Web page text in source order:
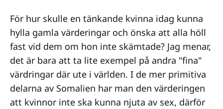
För hur skulle en tänkande kvinna idag kunna
hylla gamla värderingar och önska att alla höll
fast vid dem om hon inte skämtade? Jag menar,
det är bara att ta lite exempel på andra "fina"
värdringar där ute i världen. I de mer primitiva
delarna av Somalien har man den värderingen
att kvinnor inte ska kunna njuta av sex, därför